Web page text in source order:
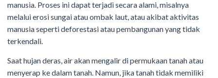
manusia. Proses ini dapat terjadi secara alami, misalnya
melalui erosi sungai atau ombak laut, atau akibat aktivitas
manusia seperti deforestasi atau pembangunan yang tidak
terkendali.
Saat hujan deras, air akan mengalir di permukaan tanah atau
menyerap ke dalam tanah. Namun, jika tanah tidak memiliki